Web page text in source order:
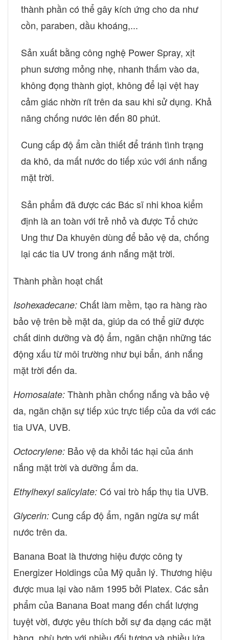
thành phần có thể gây kích ứng cho da như
cồn, paraben, dầu khoáng,...
Sản xuất bằng công nghệ Power Spray, xịt
phun sương mỏng nhẹ, nhanh thấm vào da,
không đọng thành giọt, không để lại vệt hay
cảm giác nhờn rít trên da sau khi sử dụng. Khả
năng chống nước lên đến 80 phút.
Cung cấp độ ẩm cần thiết để tránh tình trạng
da khô, da mất nước do tiếp xúc với ánh nắng
mặt trời.
Sản phẩm đã được các Bác sĩ nhi khoa kiểm
định là an toàn với trẻ nhỏ và được Tổ chức
Ung thư Da khuyên dùng để bảo vệ da, chống
lại các tia UV trong ánh nắng mặt trời.
Thành phần hoạt chất
Isohexadecane: Chất làm mềm, tạo ra hàng rào
bảo vệ trên bề mặt da, giúp da có thể giữ được
chất dinh dưỡng và độ ẩm, ngăn chặn những tác
động xấu từ môi trường như bụi bẩn, ánh nắng
mặt trời đến da.
Homosalate: Thành phần chống nắng và bảo vệ
da, ngăn chặn sự tiếp xúc trực tiếp của da với các
tia UVA, UVB.
Octocrylene: Bảo vệ da khỏi tác hại của ánh
nắng mặt trời và dưỡng ẩm da.
Ethylhexyl salicylate: Có vai trò hấp thụ tia UVB.
Glycerin: Cung cấp độ ẩm, ngăn ngừa sự mất
nước trên da.
Banana Boat là thương hiệu được công ty
Energizer Holdings của Mỹ quản lý. Thương hiệu
được mua lại vào năm 1995 bởi Platex. Các sản
phẩm của Banana Boat mang đến chất lượng
tuyệt vời, được yêu thích bởi sự đa dạng các mặt
hàng, phù hợp với nhiều đối tượng và nhiều lứa